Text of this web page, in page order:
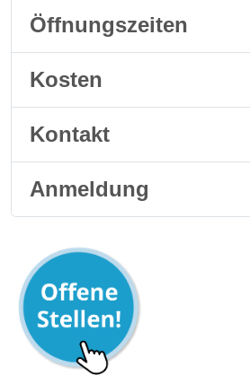
Öffnungszeiten
Kosten
Kontakt
Anmeldung